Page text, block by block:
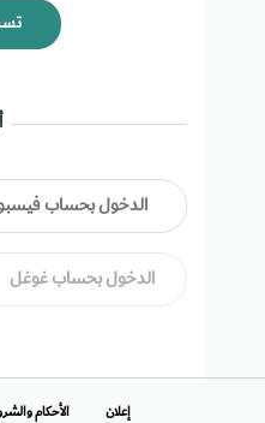
الدخول بحساب
الدخول بحساب غوغل
إعلان الأحكام